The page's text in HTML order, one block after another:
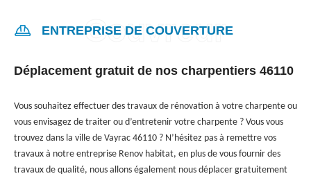
ENTREPRISE DE COUVERTURE
Déplacement gratuit de nos charpentiers 46110
Vous souhaitez effectuer des travaux de rénovation à votre charpente ou
vous envisagez de traiter ou d’entretenir votre charpente ? Vous vous
trouvez dans la ville de Vayrac 46110 ? N’hésitez pas à remettre vos
travaux à notre entreprise Renov habitat, en plus de vous fournir des
travaux de qualité, nous allons également nous déplacer gratuitement